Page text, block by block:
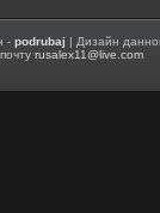
-podrubaj | Дизайн
rusalex11@live.com